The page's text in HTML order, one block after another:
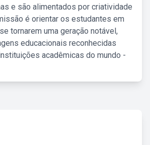
e são alimentados por criatividade
é orientar os estudantes em
tornarem uma geração notável,
educacionais reconhecidas
acadêmicas do mundo -